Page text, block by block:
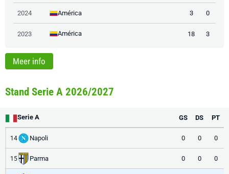
2024 América 3 0
2023 América 18 3
Meer info
Stand Serie A 2026/2027
Serie A GS DS PT
14 Napoli 0 0 0
15 Parma 0 0 0